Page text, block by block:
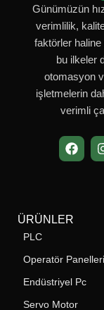
sağlar .
Günümüzün
verimlilik,
faktörler
bu ilkeler
otomasyon
işletmelerin
verimli
ÜRÜNLER
PLC
Operatör Panelleri
Endüstriyel Pc
Servo Motor